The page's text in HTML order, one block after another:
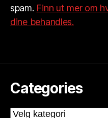
spam. Finn ut mer om
dine behandles.
Categories
Categories